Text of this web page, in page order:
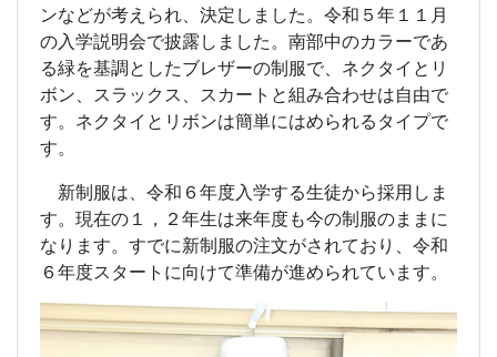
ンなどが考えられ、決定しました。令和５年１１月
の入学説明会で披露しました。南部中のカラーであ
る緑を基調としたブレザーの制服で、ネクタイとリ
ボン、スラックス、スカートと組み合わせは自由で
す。ネクタイとリボンは簡単にはめられるタイプで
す。
新制服は、令和６年度入学する生徒から採用しま
す。現在の１，２年生は来年度も今の制服のままに
なります。すでに新制服の注文がされており、令和
６年度スタートに向けて準備が進められています。